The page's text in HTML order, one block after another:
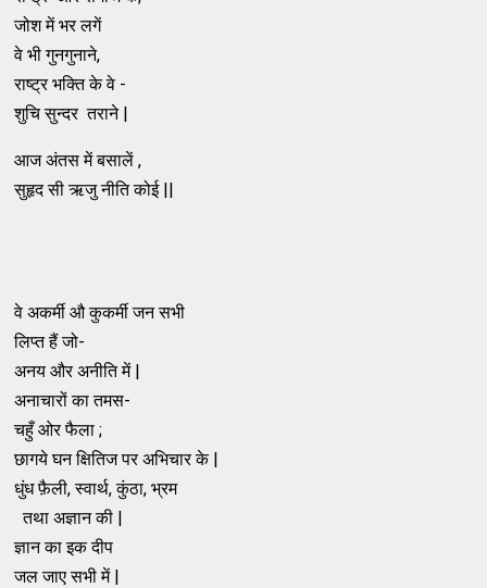
जोश में भर लगें
वे भी गुनगुनाने,
राष्ट्र भक्ति के वे -
शुचि सुन्दर तराने |
आज अंतस में बसालें ,
सुहृद सी ऋजु नीति कोई ||
वे अकर्मी औ कुकर्मी जन सभी
लिप्त हैं जो-
अनय और अनीति में |
अनाचारों का तमस-
चहुँ ओर फैला ;
छागये घन क्षितिज पर अभिचार के |
धुंध फ़ैली, स्वार्थ, कुंठा, भ्रम
तथा अज्ञान की |
ज्ञान का इक दीप
जल जाए सभी में |